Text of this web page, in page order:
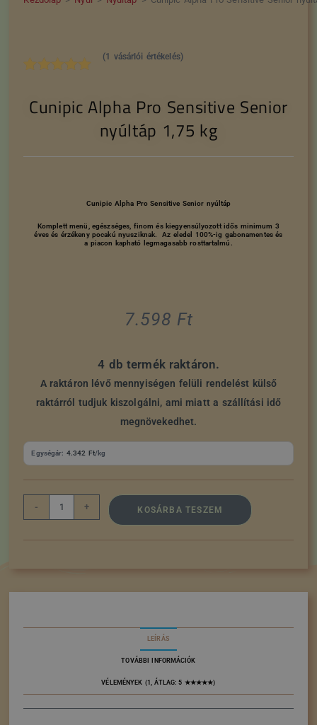
5.00az 5-
(1 vásárlói értékelés)
Cunipic Alpha Pro Sensitive Senior
nyúltáp 1,75 kg
Cunipic Alpha Pro Sensitive Senior nyúltáp
Komplett menü, egészséges, finom és kiegyensúlyozott idős minimum 3
éves és érzékeny pocakú nyusziknak. Az eledel 100%-ig gabonamentes és
a piacon kapható legmagasabb rosttartalmú.
7.598 Ft
4 db termék raktáron.
A raktáron lévő mennyiségen felüli rendelést külső
raktárról tudjuk kiszolgálni, ami miatt a szállítási idő
megnövekedhet.
Egységár: 4.342 Ft/kg
- + KOSÁRBA TESZEM
LEÍRÁS
TOVÁBBI INFORMÁCIÓK
VÉLEMÉNYEK (1, ÁTLAG: 5 ★★★★★)